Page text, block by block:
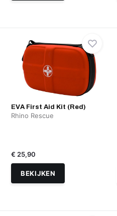
EVA First Aid Kit (Red)
Rhino Rescue
€ 25,90
BEKIJKEN